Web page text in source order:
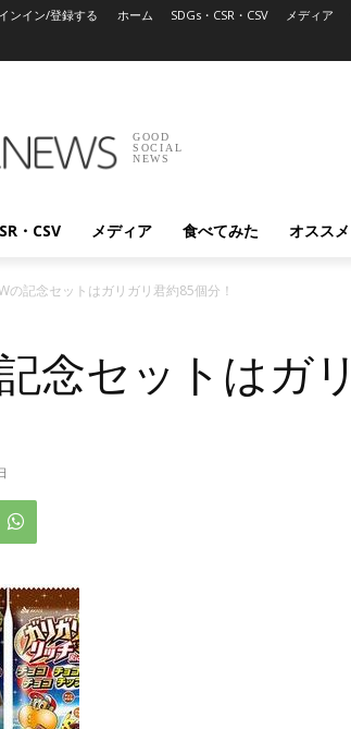
ンイン/登録する ホーム SDGs・CSR・CSV メディア
GOOD
SOCIAL
NEWS
・CSV メディア 食べてみた オススメ
の記念セットはガリガリ君約85個分！
念セットはガ